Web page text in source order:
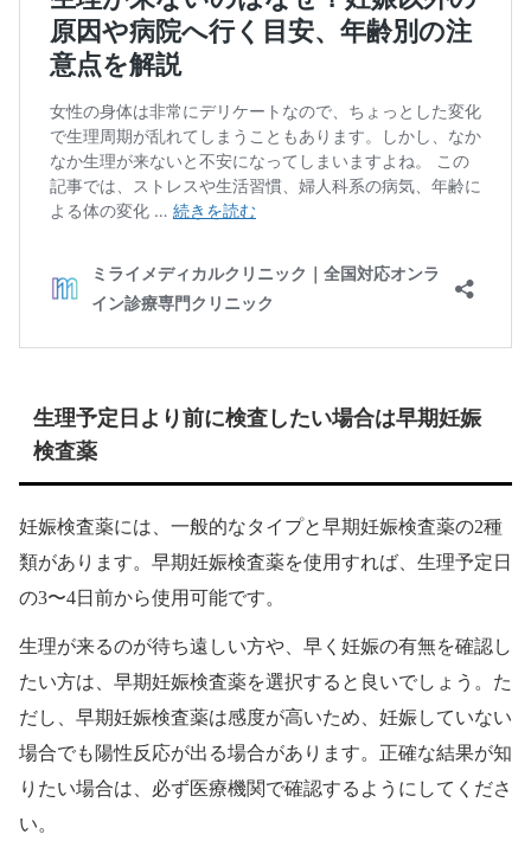
生理予定日より前に検査したい場合は早期妊娠
検査薬
妊娠検査薬には、一般的なタイプと早期妊娠検査薬の2種
類があります。早期妊娠検査薬を使用すれば、生理予定日
の3〜4日前から使用可能です。
生理が来るのが待ち遠しい方や、早く妊娠の有無を確認し
たい方は、早期妊娠検査薬を選択すると良いでしょう。た
だし、早期妊娠検査薬は感度が高いため、妊娠していない
場合でも陽性反応が出る場合があります。正確な結果が知
りたい場合は、必ず医療機関で確認するようにしてくださ
い。